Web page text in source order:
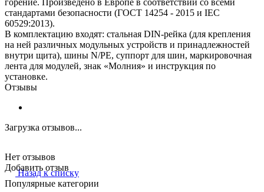
стандартами безопасности (ГОСТ 14254 - 2015 и IEC
60529:2013).
В комплектацию входят: стальная DIN-рейка (для крепления
на ней различных модульных устройств и принадлежностей
внутри щита), шины N/PE, суппорт для шин, маркировочная
лента для модулей, знак «Молния» и инструкция по
установке.
Отзывы
Загрузка отзывов...
Нет отзывов
Добавить отзыв
Назад к списку
Популярные категории